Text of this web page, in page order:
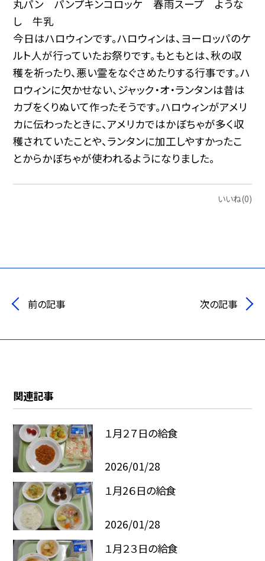
丸パン パンプキンコロッケ 春雨スープ ような
し 牛乳
今日はハロウィンです。ハロウィンは、ヨーロッパのケ
ルト人が行っていたお祭りです。もともとは、秋の収
穫を祈ったり、悪い霊をなぐさめたりする行事です。ハ
ロウィンに欠かせない、ジャック・オ・ランタンは昔は
カブをくりぬいて作ったそうです。ハロウィンがアメリ
カに伝わったときに、アメリカではかぼちゃが多く収
穫されていたことや、ランタンに加工しやすかったこ
とからかぼちゃが使われるようになりました。
いいね(0)
前の記事 次の記事
関連記事
１月２７日の給食
2026/01/28
１月2６日の給食
2026/01/28
１月２３日の給食